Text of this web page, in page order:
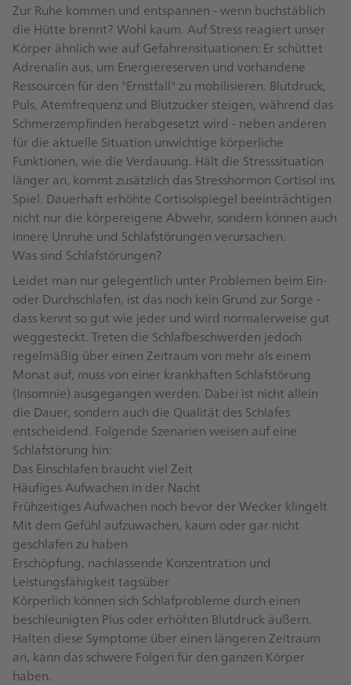
Zur Ruhe kommen und entspannen - wenn buchstäblich
die Hütte brennt? Wohl kaum. Auf Stress reagiert unser
Körper ähnlich wie auf Gefahrensituationen: Er schüttet
Adrenalin aus, um Energiereserven und vorhandene
Ressourcen für den "Ernstfall" zu mobilisieren. Blutdruck,
Puls, Atemfrequenz und Blutzucker steigen, während das
Schmerzempfinden herabgesetzt wird - neben anderen
für die aktuelle Situation unwichtige körperliche
Funktionen, wie die Verdauung. Hält die Stresssituation
länger an, kommt zusätzlich das Stresshormon Cortisol ins
Spiel. Dauerhaft erhöhte Cortisolspiegel beeinträchtigen
nicht nur die körpereigene Abwehr, sondern können auch
innere Unruhe und Schlafstörungen verursachen.
Was sind Schlafstörungen?
Leidet man nur gelegentlich unter Problemen beim Ein-
oder Durchschlafen, ist das noch kein Grund zur Sorge -
dass kennt so gut wie jeder und wird normalerweise gut
weggesteckt. Treten die Schlafbeschwerden jedoch
regelmäßig über einen Zeitraum von mehr als einem
Monat auf, muss von einer krankhaften Schlafstörung
(Insomnie) ausgegangen werden. Dabei ist nicht allein
die Dauer, sondern auch die Qualität des Schlafes
entscheidend. Folgende Szenarien weisen auf eine
Schlafstörung hin:
Das Einschlafen braucht viel Zeit
Häufiges Aufwachen in der Nacht
Frühzeitiges Aufwachen noch bevor der Wecker klingelt
Mit dem Gefühl aufzuwachen, kaum oder gar nicht
geschlafen zu haben
Erschöpfung, nachlassende Konzentration und
Leistungsfähigkeit tagsüber
Körperlich können sich Schlafprobleme durch einen
beschleunigten Plus oder erhöhten Blutdruck äußern.
Halten diese Symptome über einen längeren Zeitraum
an, kann das schwere Folgen für den ganzen Körper
haben.